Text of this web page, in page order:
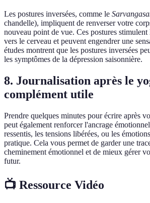
Les postures inversées, comme le
chandelle), impliquent de renverser votre
nouveau point de vue. Ces postures
vers le cerveau et peuvent engendrer une
études montrent que les postures inversées
les symptômes de la dépression saisonnière.
8. Journalisation après le
complément utile
Prendre quelques minutes pour écrire après
peut également renforcer l'ancrage
ressentis, les tensions libérées, ou les
pratique. Cela vous permet de garder une
cheminement émotionnel et de mieux gérer
futur.
📺 Ressource Vidéo